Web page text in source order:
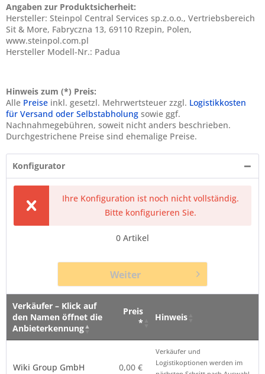
Angaben zur Produktsicherheit:
Hersteller: Steinpol Central Services sp.z.o.o., Vertriebsbereich
Sit & More, Fabryczna 13, 69110 Rzepin, Polen,
www.steinpol.com.pl
Hersteller Modell-Nr.: Padua
Hinweis zum (*) Preis:
Alle Preise inkl. gesetzl. Mehrwertsteuer zzgl. Logistikkosten
für Versand oder Selbstabholung sowie ggf.
Nachnahmegebühren, soweit nicht anders beschrieben.
Durchgestrichene Preise sind ehemalige Preise.
Konfigurator
Ihre Konfiguration ist noch nicht vollständig.
Bitte konfigurieren Sie.
0 Artikel
Weiter
Verkäufer – Klick auf
den Namen öffnet die
Anbieterkennung
Preis
*
Hinweis
Anbieterkennung
Wiki Group GmbH
0,00 €
Verkäufer und
Logistikoptionen werden im